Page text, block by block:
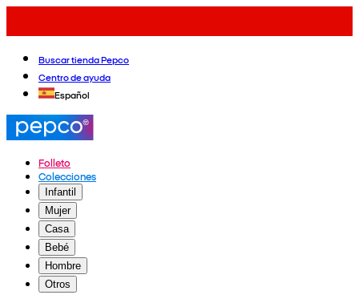
Buscar tienda Pepco
Centro de ayuda
Español
Folleto
Colecciones
Infantil
Mujer
Casa
Bebé
Hombre
Otros